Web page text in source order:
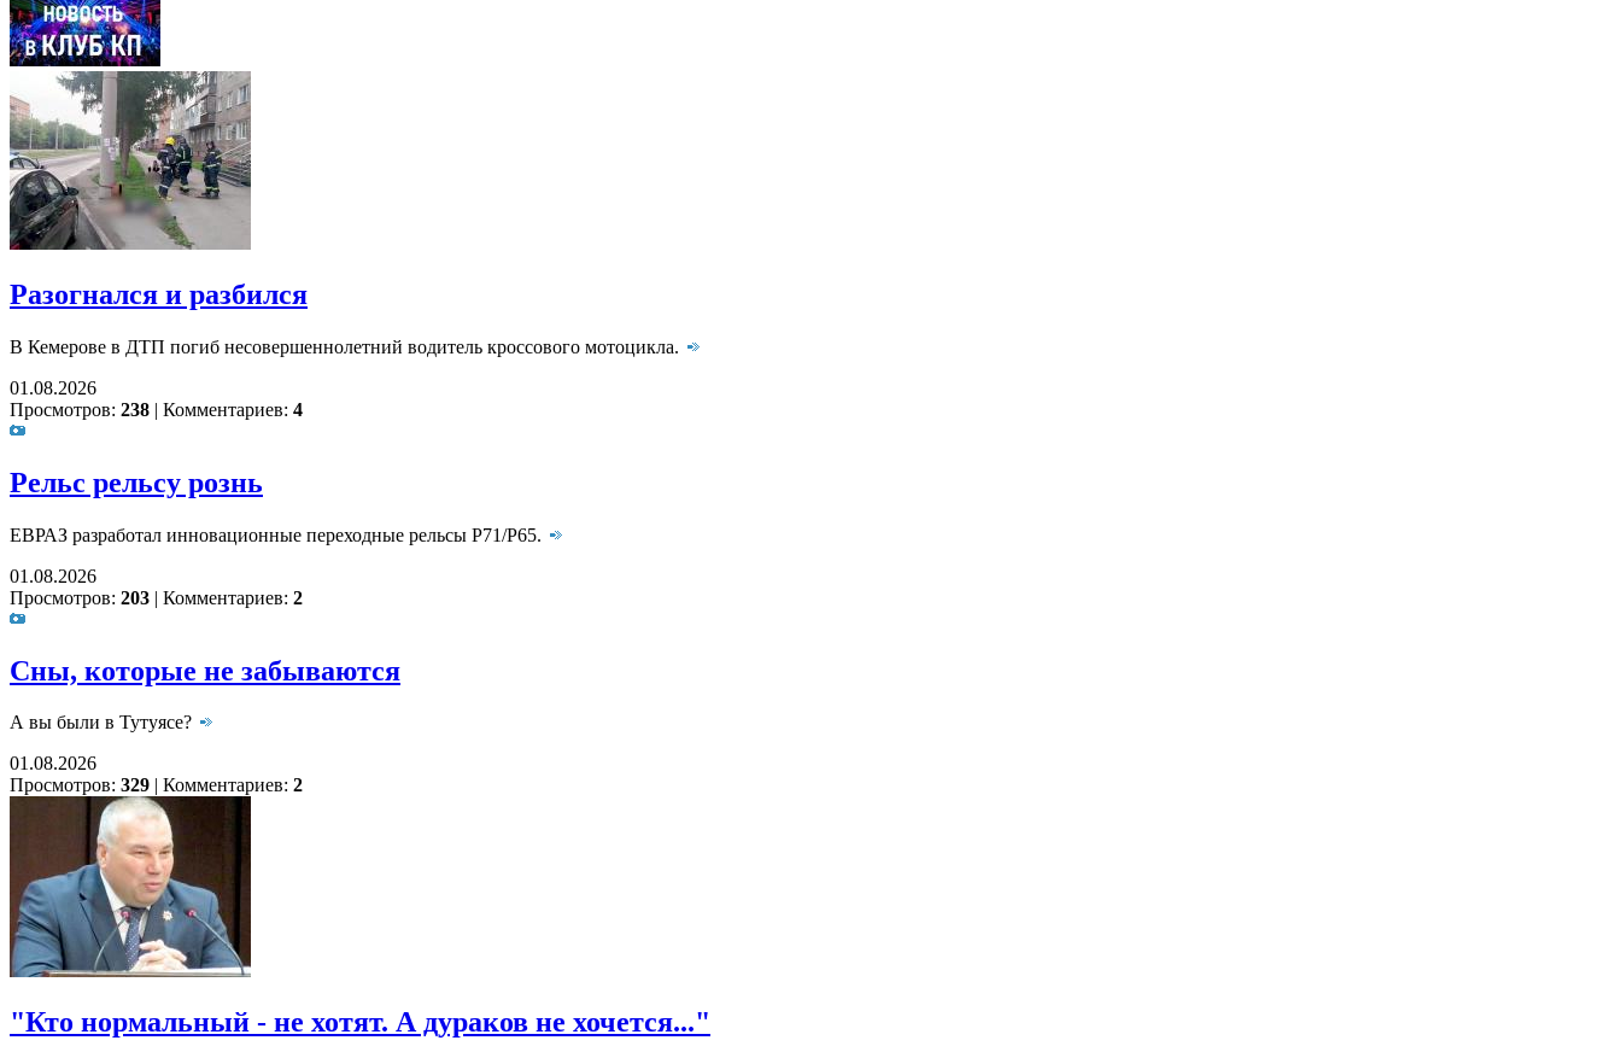
Разогнался и разбился
В Кемерове в ДТП погиб несовершеннолетний водитель кроссового мотоцикла.
01.08.2026
Просмотров: 238 | Комментариев: 4
Рельс рельсу рознь
ЕВРАЗ разработал инновационные переходные рельсы Р71/Р65.
01.08.2026
Просмотров: 203 | Комментариев: 2
Сны, которые не забываются
А вы были в Тутуясе?
01.08.2026
Просмотров: 329 | Комментариев: 2
"Кто нормальный - не хотят. А дураков не хочется..."